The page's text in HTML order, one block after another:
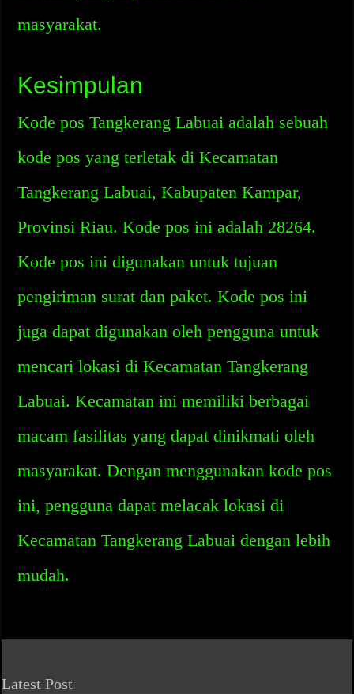
masyarakat.
Kesimpulan
Kode pos Tangkerang Labuai adalah sebuah
kode pos yang terletak di Kecamatan
Tangkerang Labuai, Kabupaten Kampar,
Provinsi Riau. Kode pos ini adalah 28264.
Kode pos ini digunakan untuk tujuan
pengiriman surat dan paket. Kode pos ini
juga dapat digunakan oleh pengguna untuk
mencari lokasi di Kecamatan Tangkerang
Labuai. Kecamatan ini memiliki berbagai
macam fasilitas yang dapat dinikmati oleh
masyarakat. Dengan menggunakan kode pos
ini, pengguna dapat melacak lokasi di
Kecamatan Tangkerang Labuai dengan lebih
mudah.
Latest Post